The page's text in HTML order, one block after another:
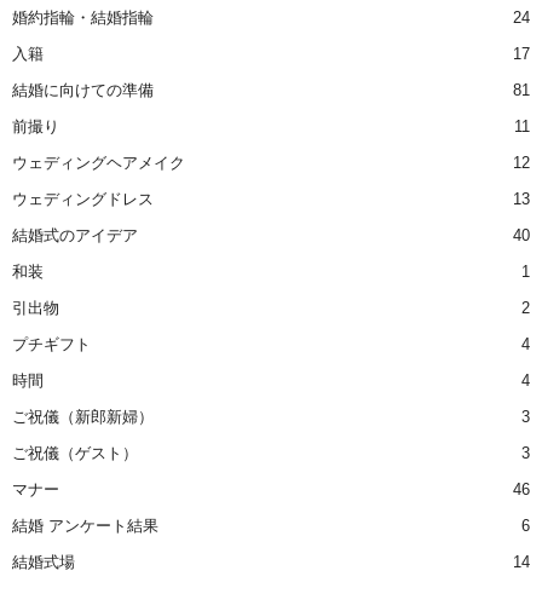
婚約指輪・結婚指輪
24
入籍
17
結婚に向けての準備
81
前撮り
11
ウェディングヘアメイク
12
ウェディングドレス
13
結婚式のアイデア
40
和装
1
引出物
2
プチギフト
4
時間
4
ご祝儀（新郎新婦）
3
ご祝儀（ゲスト）
3
マナー
46
結婚 アンケート結果
6
結婚式場
14